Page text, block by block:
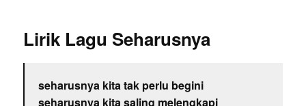
Lirik Lagu Seharusnya
seharusnya kita tak perlu begini
seharusnya kita saling melengkapi